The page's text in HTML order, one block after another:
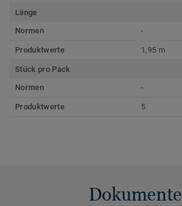
Länge
Normen
-
Produktwerte 1,95 m
Stück pro Pack
Normen
-
Produktwerte 5
Dokumente